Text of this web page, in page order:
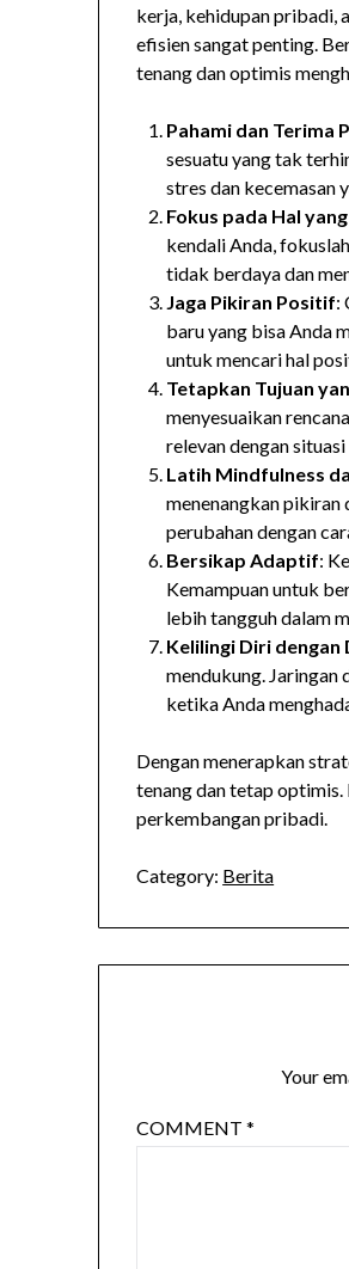
kerja, kehidupan pribadi,
efisien sangat penting.
tenang dan optimis
Pahami dan Terima
sesuatu yang tak
stres dan kecemasan
Fokus pada Hal
kendali Anda,
tidak berdaya dan
Jaga Pikiran Positif:
baru yang bisa Anda
untuk mencari hal
Tetapkan Tujuan
menyesuaikan
relevan dengan
Latih Mindfulness
menenangkan pikiran
perubahan dengan
Bersikap Adaptif:
Kemampuan untuk
lebih tangguh dalam
Kelilingi Diri dengan
mendukung.
ketika Anda
Dengan menerapkan
tenang dan tetap
perkembangan pribadi.
Category: Berita
Your
COMMENT*